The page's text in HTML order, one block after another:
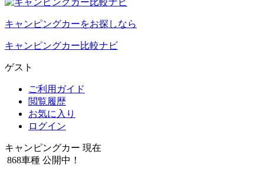
キャンピングカーをお探しなら
キャンピングカー比較ナビ
ゲスト
ご利用ガイド
閲覧履歴
お気に入り
ログイン
キャンピングカー 現在
868車種 公開中！